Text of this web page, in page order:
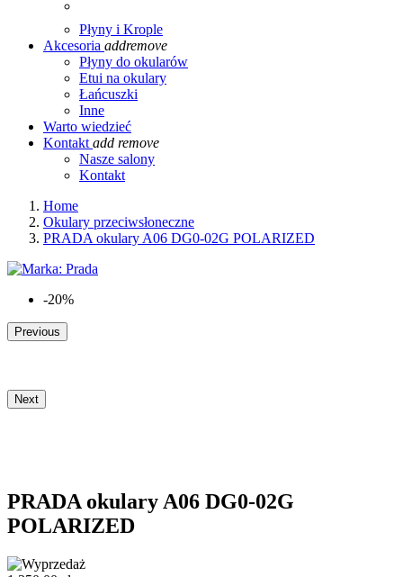
Płyny i Krople
Akcesoria addremove
Płyny do okularów
Etui na okulary
Łańcuszki
Inne
Warto wiedzieć
Kontakt add remove
Nasze salony
Kontakt
Home
Okulary przeciwsłoneczne
PRADA okulary A06 DG0-02G POLARIZED
-20%
Previous
Next
PRADA okulary A06 DG0-02G
POLARIZED